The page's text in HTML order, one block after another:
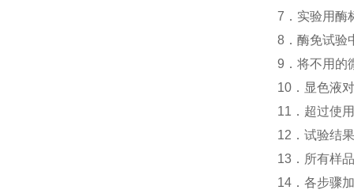
7．实验用酶
8．酶免试验
9．将不用的
10．显色液
11．超过使
12．试验结
13．所有样
14．各步骤